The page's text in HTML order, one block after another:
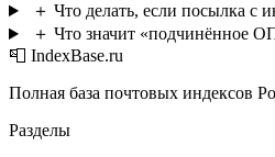
＋ Что делать, если посылка с
＋ Что значит «подчинённое
📮 IndexBase.ru
Полная база почтовых индексов
Разделы